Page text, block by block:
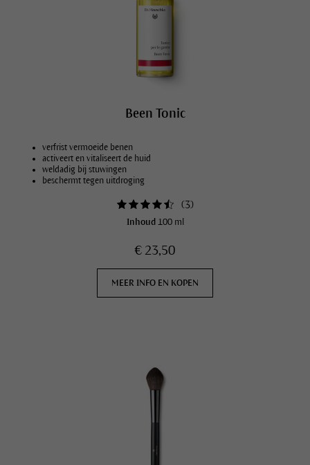
Been Tonic
verfrist vermoeide benen
activeert en vitaliseert de huid
weldadig bij stuwingen
beschermt tegen uitdroging
(3)
Inhoud 100 ml
€ 23,50
MEER INFO EN KOPEN